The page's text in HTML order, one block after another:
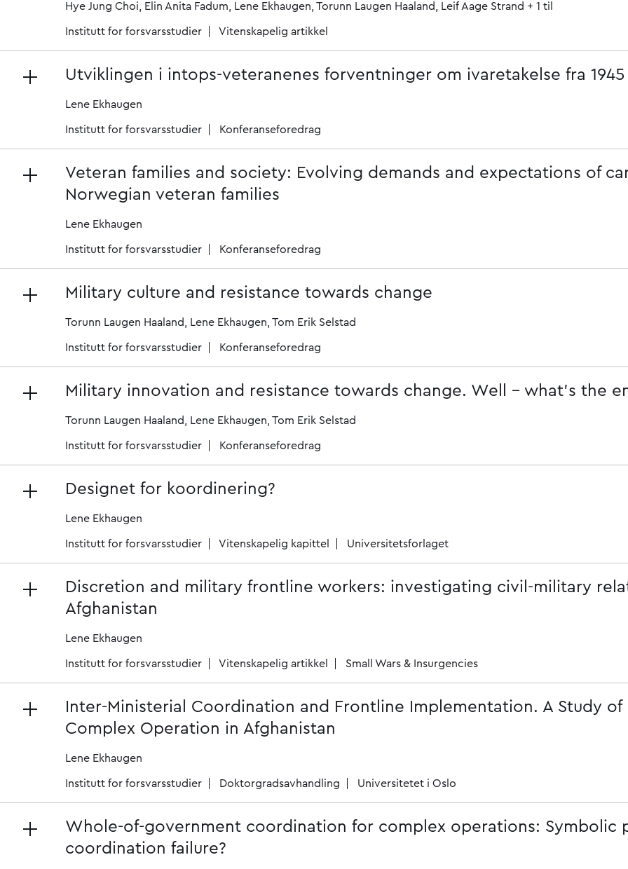
Hye Jung Choi Elin Anita Fadum Lene Ekhaugen Torunn Laugen Haaland Leif Aage Strand + 1 til
Institutt for forsvarsstudier Vitenskapelig artikkel
Utviklingen i intops-veteranenes forventninger om ivaretakelse fra
Lene Ekhaugen
Institutt for forsvarsstudier Konferanseforedrag
Veteran families and society: Evolving demands and expectations of
Norwegian veteran families
Lene Ekhaugen
Institutt for forsvarsstudier Konferanseforedrag
Military culture and resistance towards change
Torunn Laugen Haaland Lene Ekhaugen Tom Erik Selstad
Institutt for forsvarsstudier Konferanseforedrag
Military innovation and resistance towards change. Well – what's the
Torunn Laugen Haaland Lene Ekhaugen Tom Erik Selstad
Institutt for forsvarsstudier Konferanseforedrag
Designet for koordinering?
Lene Ekhaugen
Institutt for forsvarsstudier Vitenskapelig kapittel Universitetsforlaget
Discretion and military frontline workers: investigating civil-military
Afghanistan
Lene Ekhaugen
Institutt for forsvarsstudier Vitenskapelig artikkel Small Wars & Insurgencies
Inter-Ministerial Coordination and Frontline Implementation. A Study
Complex Operation in Afghanistan
Lene Ekhaugen
Institutt for forsvarsstudier Doktorgradsavhandling Universitetet i Oslo
Whole-of-government coordination for complex operations: Symbolic
coordination failure?